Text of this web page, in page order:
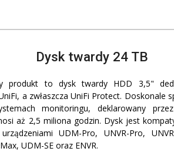
Dysk twardy 24 TB
produkt to dysk twardy HDD 3,5"
a zwłaszcza UniFi Protect. Doskonale
monitoringu, deklarowany
aż 2,5 miliona godzin. Dysk jest
UDM-Pro, UNVR-Pro,
UDM-SE oraz ENVR.